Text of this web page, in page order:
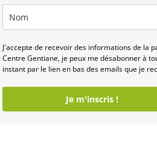
J'accepte de recevoir des informations de la
Centre Gentiane, je peux me désabonner à
instant par le lien en bas des emails que je
Je m'inscris !